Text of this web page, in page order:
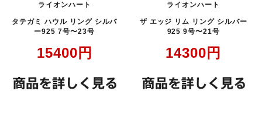
ライオンハート
タテガミ ハウル リング シルバ
ー925 7号〜23号
15400 円
ライオンハート
ザ エッジ リム リング シルバー
925 9号〜21号
14300 円